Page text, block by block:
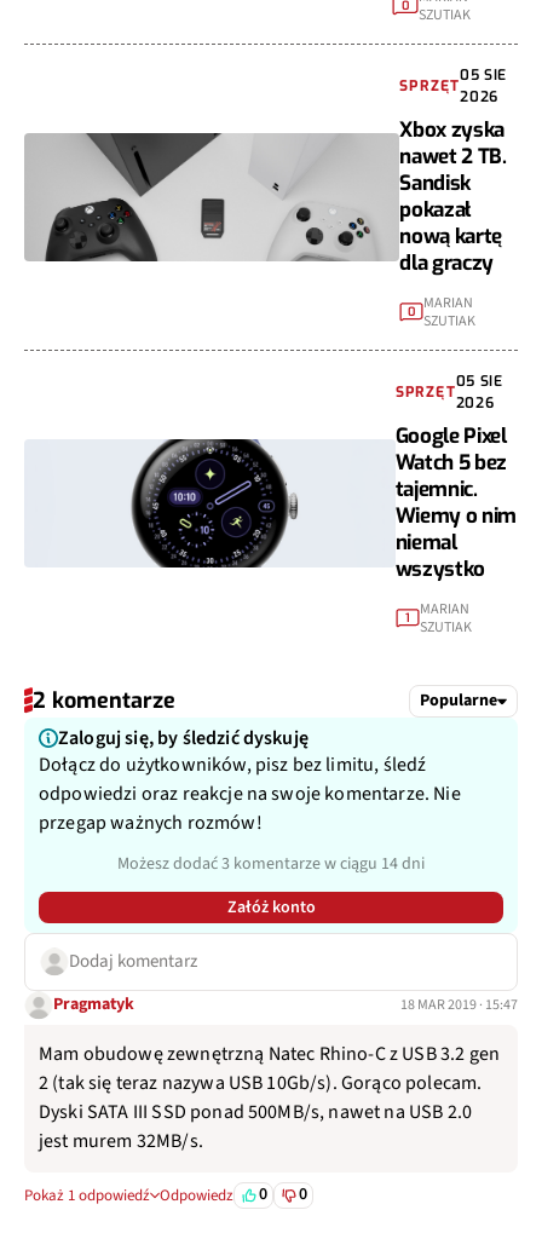
0 SZUTIAK
SPRZĘT
05 SIE
2026
Xbox zyska
nawet 2 TB.
Sandisk
pokazał
nową kartę
dla graczy
0
MARIAN
SZUTIAK
SPRZĘT
05 SIE
2026
Google Pixel
Watch 5 bez
tajemnic.
Wiemy o nim
niemal
wszystko
1
MARIAN
SZUTIAK
2 komentarze Popularne
Zaloguj się, by śledzić dyskuję
Dołącz do użytkowników, pisz bez limitu, śledź
odpowiedzi oraz reakcje na swoje komentarze. Nie
przegap ważnych rozmów!
Możesz dodać 3 komentarze w ciągu 14 dni
Załóż konto
Dodaj komentarz
Pragmatyk 18 MAR 2019 · 15:47
Mam obudowę zewnętrzną Natec Rhino-C z USB 3.2 gen
2 (tak się teraz nazywa USB 10Gb/s). Gorąco polecam.
Dyski SATA III SSD ponad 500MB/s, nawet na USB 2.0
jest murem 32MB/s.
Pokaż 1 odpowiedź Odpowiedz 0 0